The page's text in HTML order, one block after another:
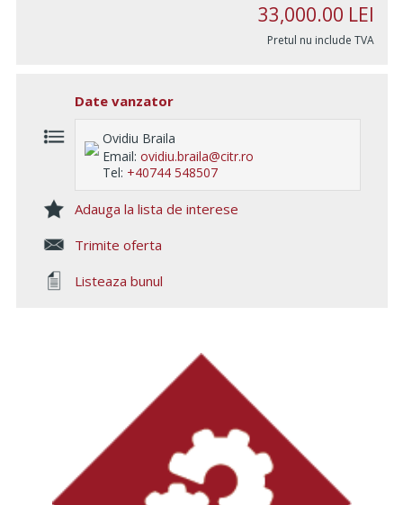
33,000.00 LEI
Pretul nu include TVA
Date vanzator
Ovidiu Braila
Email: ovidiu.braila@citr.ro
Tel: +40744 548507
Adauga la lista de interese
Trimite oferta
Listeaza bunul